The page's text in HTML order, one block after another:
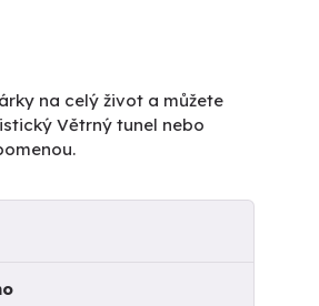
na celý život a můžete
Větrný tunel nebo